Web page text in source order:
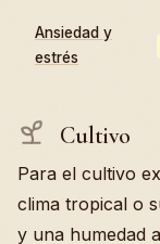
Ansiedad y
estrés
Cultivo
Para el cultivo
clima tropical o
y una humedad